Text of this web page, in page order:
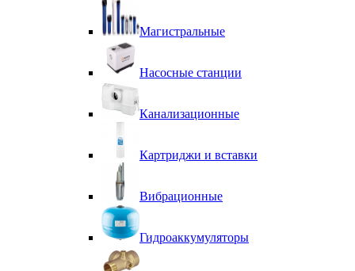
Магистральные
Насосные станции
Канализационные
Картриджи и вставки
Вибрационные
Гидроаккумуляторы